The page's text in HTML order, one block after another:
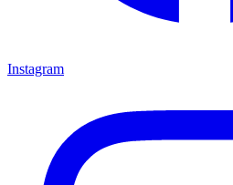
Instagram